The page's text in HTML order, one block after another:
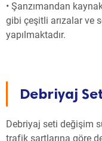
• Şanzımandan
gibi çeşitli arızalar ve
yapılmaktadır.
Debriyaj
Debriyaj seti değişim
trafik şartlarına göre